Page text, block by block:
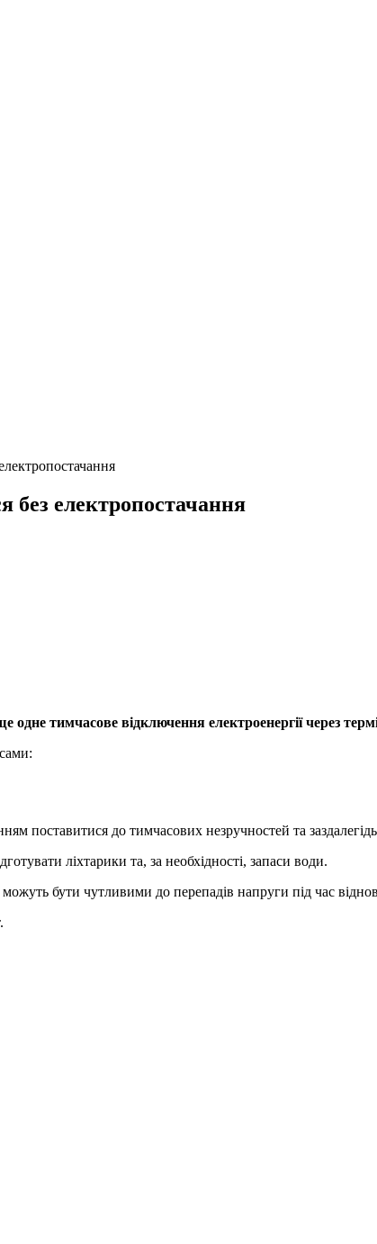
без електропостачання
одне тимчасове відключення електроенергії через
поставитися до тимчасових незручностей та
ліхтарики та, за необхідності, запаси води.
бути чутливими до перепадів напруги під час